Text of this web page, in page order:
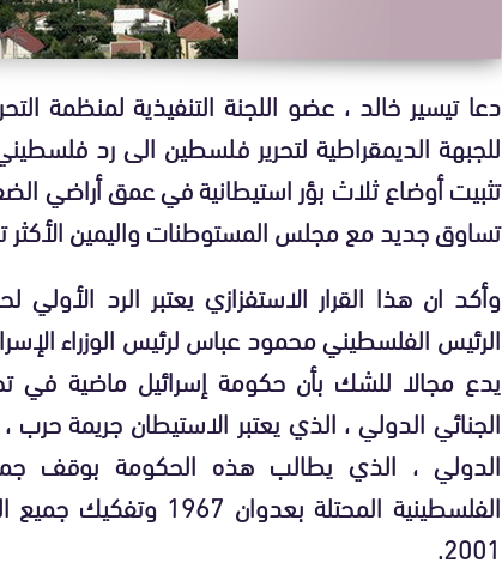
دعا تيسير خالد ، عضو اللجنة التنفيذية لمنظمة
للجبهة الديمقراطية لتحرير فلسطين الى رد
تثبيت أوضاع ثلاث بؤر استيطانية في عمق أراضي
تساوق جديد مع مجلس المستوطنات واليمين الأكثر
وأكد ان هذا القرار الاستفزازي يعتبر الرد
الرئيس الفلسطيني محمود عباس لرئيس الوزراء
يدع مجالا للشك بأن حكومة إسرائيل ماضية في
الجنائي الدولي ، الذي يعتبر الاستيطان جريمة
الدولي ، الذي يطالب هذه الحكومة بوقف
الفلسطينية المحتلة
2001.